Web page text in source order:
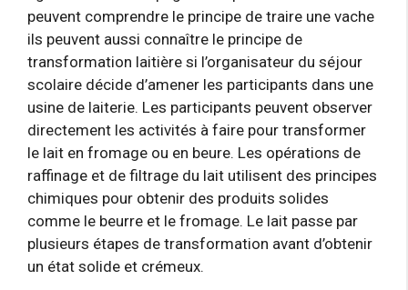
peuvent comprendre le principe de traire une vache
ils peuvent aussi connaître le principe de
transformation laitière si l’organisateur du séjour
scolaire décide d’amener les participants dans une
usine de laiterie. Les participants peuvent observer
directement les activités à faire pour transformer
le lait en fromage ou en beure. Les opérations de
raffinage et de filtrage du lait utilisent des principes
chimiques pour obtenir des produits solides
comme le beurre et le fromage. Le lait passe par
plusieurs étapes de transformation avant d’obtenir
un état solide et crémeux.